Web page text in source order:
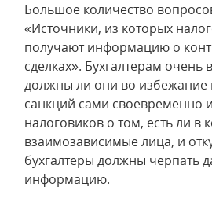
Большое количество
«Источники, из которых
получают информацию о
сделках». Бухгалтерам очень
должны ли они во
санкций сами своевременно
налоговиков о том, есть ли в
взаимозависимые лица, и
бухгалтеры должны черпать
информацию.